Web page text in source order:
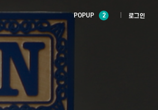
POPUP 2 로그인